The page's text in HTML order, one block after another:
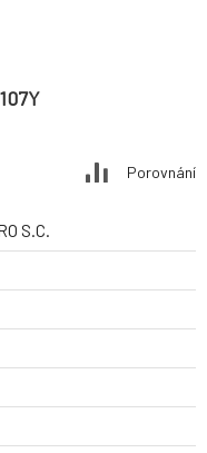
Porovnání
S.C.